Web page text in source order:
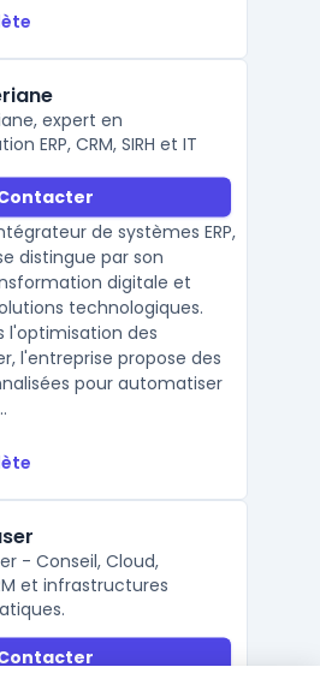
expert en
ERP, CRM, SIRH et IT
de systèmes ERP,
distingue par son
digitale et
technologiques.
l'optimisation des
l'entreprise propose des
pour automatiser
- Conseil, Cloud,
et infrastructures